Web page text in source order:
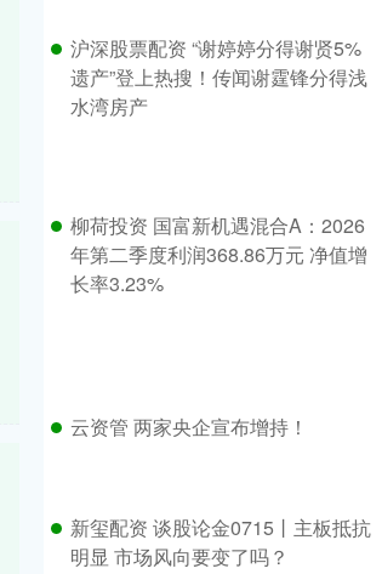
沪深股票配资 “谢婷婷分得谢贤5%
遗产”登上热搜！传闻谢霆锋分得浅
水湾房产
柳荷投资 国富新机遇混合A：2026
年第二季度利润368.86万元 净值增
长率3.23%
云资管 两家央企宣布增持！
新玺配资 谈股论金0715丨主板抵抗
明显 市场风向要变了吗？